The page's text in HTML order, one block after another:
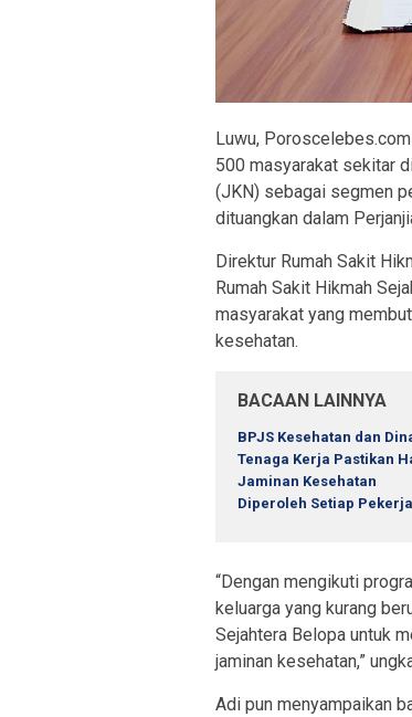
Luwu,
500 masyarakat sekitar
(JKN) sebagai segmen
dituangkan dalam
Direktur Rumah Sakit
Rumah Sakit Hikmah
masyarakat yang
kesehatan.
BACAAN LAINNYA
BPJS Kesehatan dan
Tenaga Kerja Pastikan
Jaminan Kesehatan
Diperoleh Setiap Pekerja
“Dengan mengikuti
keluarga yang kurang
Sejahtera Belopa untuk
jaminan kesehatan,”
Adi pun menyampaikan